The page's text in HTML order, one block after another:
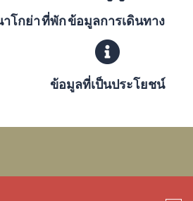
โกย่าที่พักข้อมูลการเดินทาง
ข้อมูลที่เป็นประโยชน์